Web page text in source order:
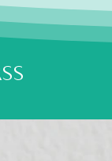
用？最近爆紅的
到底在紅什麼